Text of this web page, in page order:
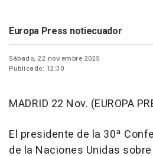
Europa Press notiecuador
Sábado, 22 noviembre 2025
Publicado: 12:30
MADRID 22 Nov. (EUROPA
El presidente de la 30ª
de la Naciones Unidas